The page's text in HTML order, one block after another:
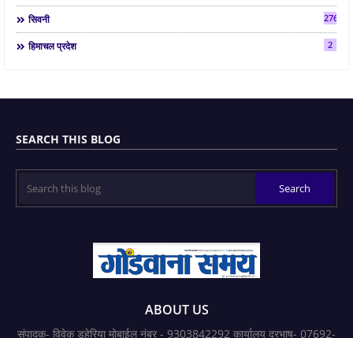
सिवनी 2763
हिमाचल प्रदेश 2
SEARCH THIS BLOG
ABOUT US
संपादक- विवेक डहेरिया मोबाईल नंबर - 9303842292 कार्यालय दूरभाष- 07692-